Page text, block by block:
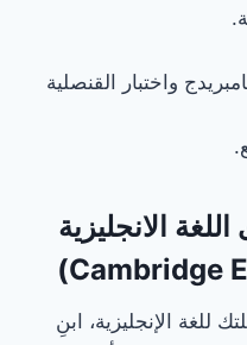
واختبار القنصلية
الانجليزية
للغة الإنجليزية، ابنِ